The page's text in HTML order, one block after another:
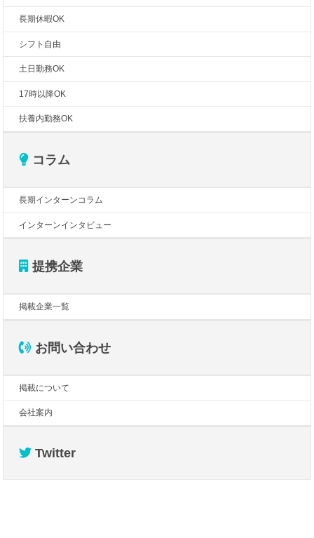
長期休暇OK
シフト自由
土日勤務OK
17時以降OK
扶養内勤務OK
コラム
長期インターンコラム
インターンインタビュー
提携企業
掲載企業一覧
お問い合わせ
掲載について
会社案内
Twitter